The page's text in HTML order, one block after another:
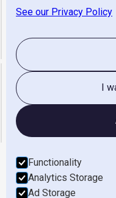
See our Privacy Policy
I
Functionality
Analytics Storage
Ad Storage
Algemeen
Openingstijden
Werken Bij